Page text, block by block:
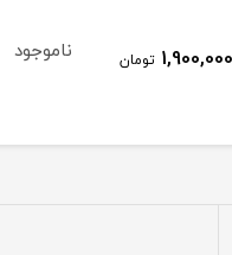
1,900,000 تومان ناموجود